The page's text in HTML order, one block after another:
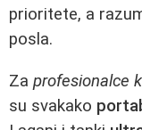
prioritete, a
posla.
Za profesionalce
su svakako